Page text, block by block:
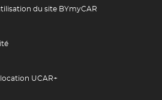
du site BYmyCAR
UCAR+